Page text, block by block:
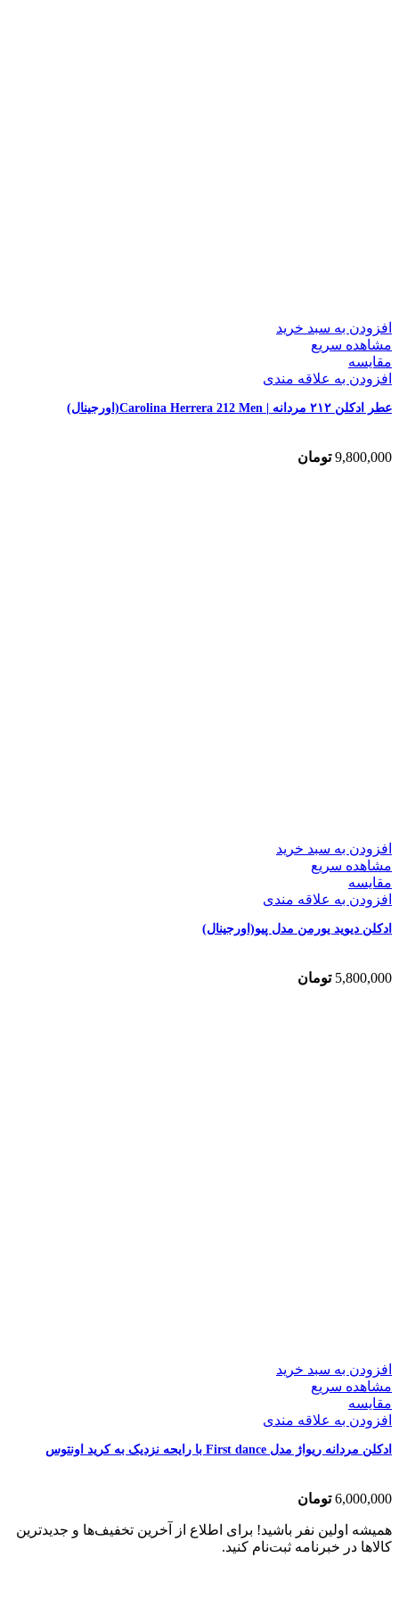
افزودن به سبد خرید
مشاهده سریع
مقایسه
افزودن به علاقه مندی
عطر ادکلن ۲۱۲ مردانه | Carolina Herrera 212 Men(اورجینال)
9,800,000 تومان
افزودن به سبد خرید
مشاهده سریع
مقایسه
افزودن به علاقه مندی
ادکلن دیوید یورمن مدل پیو(اورجینال)
5,800,000 تومان
افزودن به سبد خرید
مشاهده سریع
مقایسه
افزودن به علاقه مندی
ادکلن مردانه ریواژ مدل First dance با رایحه نزدیک به کرید اونتوس
6,000,000 تومان
همیشه اولین نفر باشید! برای اطلاع از آخرین تخفیف‌ها و جدیدترین
کالاها در خبرنامه ثبت‌نام کنید.